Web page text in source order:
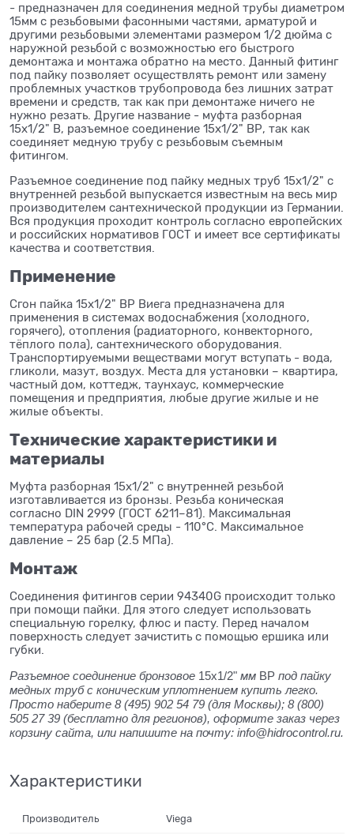
- предназначен для соединения медной трубы диаметром
15мм с резьбовыми фасонными частями, арматурой и
другими резьбовыми элементами размером 1/2 дюйма с
наружной резьбой с возможностью его быстрого
демонтажа и монтажа обратно на место. Данный фитинг
под пайку позволяет осуществлять ремонт или замену
проблемных участков трубопровода без лишних затрат
времени и средств, так как при демонтаже ничего не
нужно резать. Другие название - муфта разборная
15x1/2" В, разъемное соединение 15x1/2" ВР, так как
соединяет медную трубу с резьбовым съемным
фитингом.
Разъемное соединение под пайку медных труб 15x1/2" с
внутренней резьбой выпускается известным на весь мир
производителем сантехнической продукции из Германии.
Вся продукция проходит контроль согласно европейских
и российских нормативов ГОСТ и имеет все сертификаты
качества и соответствия.
Применение
Сгон пайка 15x1/2" ВР Виега предназначена для
применения в системах водоснабжения (холодного,
горячего), отопления (радиаторного, конвекторного,
тёплого пола), сантехнического оборудования.
Транспортируемыми веществами могут вступать - вода,
гликоли, мазут, воздух. Места для установки – квартира,
частный дом, коттедж, таунхаус, коммерческие
помещения и предприятия, любые другие жилые и не
жилые объекты.
Технические характеристики и
материалы
Муфта разборная 15x1/2" с внутренней резьбой
изготавливается из бронзы. Резьба коническая
согласно DIN 2999 (ГОСТ 6211–81). Максимальная
температура рабочей среды - 110°C. Максимальное
давление – 25 бар (2.5 МПа).
Монтаж
Соединения фитингов серии 94340G происходит только
при помощи пайки. Для этого следует использовать
специальную горелку, флюс и пасту. Перед началом
поверхность следует зачистить с помощью ершика или
губки.
Разъемное соединение бронзовое 15x1/2" мм ВР под пайку
медных труб с коническим уплотнением купить легко.
Просто наберите 8 (495) 902 54 79 (для Москвы); 8 (800)
505 27 39 (бесплатно для регионов), оформите заказ через
корзину сайта, или напишите на почту: info@hidrocontrol.ru.
Характеристики
Производитель Viega